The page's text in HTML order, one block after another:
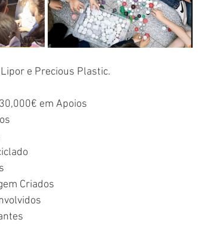
e Precious Plastic.
em Apoios
Criados